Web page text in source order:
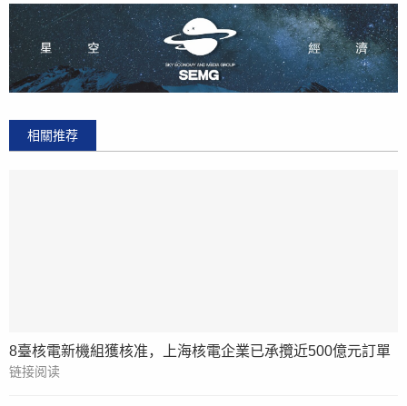
相關推荐
8臺核電新機組獲核准，上海核電企業已承攬近500億元訂單
链接阅读